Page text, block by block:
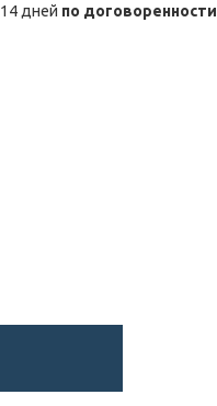
дней по договоренности